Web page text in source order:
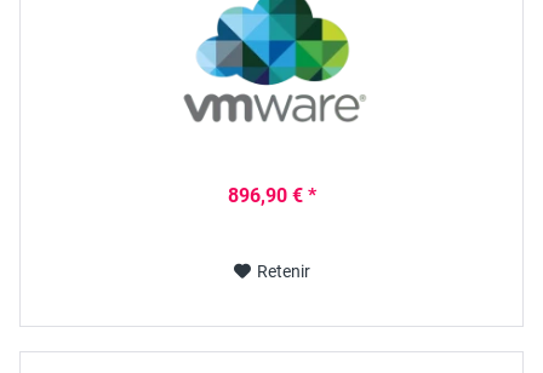
896,90 € *
Retenir